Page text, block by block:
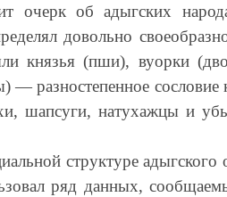
очерк об адыгских
довольно
князья (пши), вуорки
— разностепенное
шапсуги, натухажцы и
структуре адыгского
ряд данных,